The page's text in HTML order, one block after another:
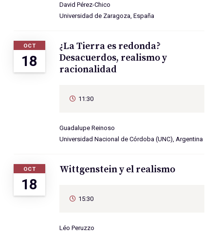
David Pérez-Chico
Universidad de Zaragoza, España
OCT
18
¿La Tierra es redonda?
Desacuerdos, realismo y
racionalidad
11:30
Guadalupe Reinoso
Universidad Nacional de Córdoba (UNC), Argentina
OCT
18
Wittgenstein y el realismo
15:30
Léo Peruzzo